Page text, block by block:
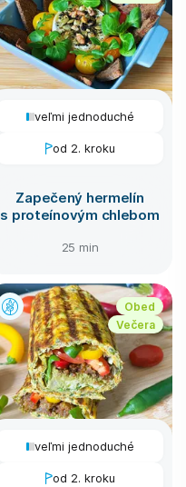
veľmi jednoduché
od 2. kroku
Zapečený hermelín
s proteínovým chlebom
25 min
Obed
Večera
veľmi jednoduché
od 2. kroku